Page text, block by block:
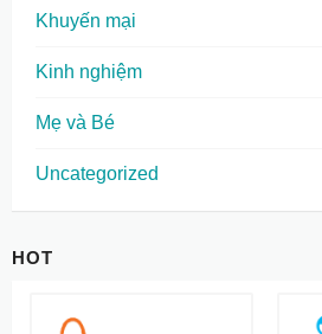
Khuyến mại
Kinh nghiệm
Mẹ và Bé
Uncategorized
HOT